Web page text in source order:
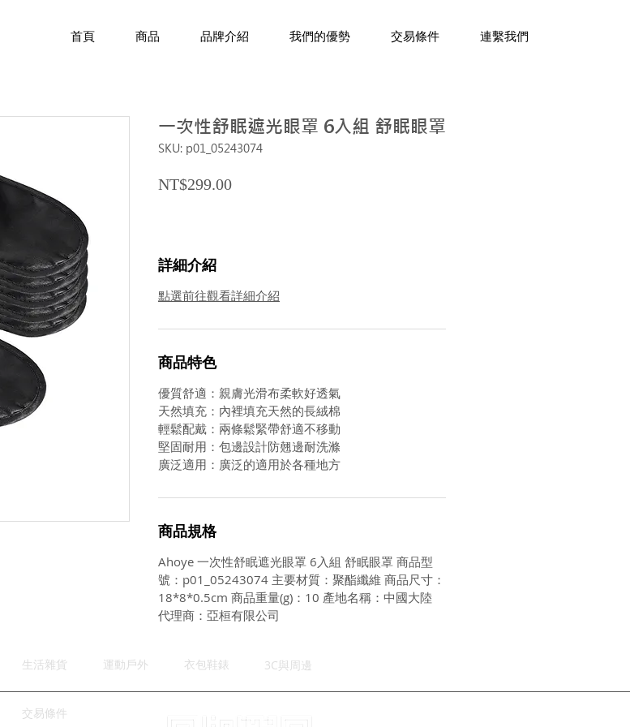
首頁 商品 品牌介紹 我們的優勢 交易條件 連繫我們
一次性舒眠遮光眼罩 6入組 舒眠眼罩
SKU: p01_05243074
NT$299.00Price
詳細介紹
點選前往觀看詳細介紹
商品特色
優質舒適：親膚光滑布柔軟好透氣
天然填充：內裡填充天然的長絨棉
輕鬆配戴：兩條鬆緊帶舒適不移動
堅固耐用：包邊設計防翹邊耐洗滌
廣泛適用：廣泛的適用於各種地方
商品規格
Ahoye 一次性舒眠遮光眼罩 6入組 舒眠眼罩 商品型
號：p01_05243074 主要材質：聚酯纖維 商品尺寸：
18*8*0.5cm 商品重量(g)：10 產地名稱：中國大陸
代理商：亞桓有限公司
生活雜貨 運動戶外 衣包鞋錶 3C與周邊
交易條件